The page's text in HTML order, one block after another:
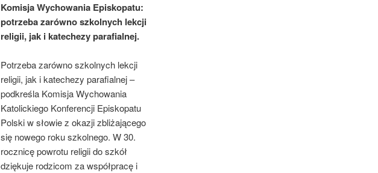
Komisja Wychowania Episkopatu:
potrzeba zarówno szkolnych lekcji
religii, jak i katechezy parafialnej.
Potrzeba zarówno szkolnych lekcji
religii, jak i katechezy parafialnej –
podkreśla Komisja Wychowania
Katolickiego Konferencji Episkopatu
Polski w słowie z okazji zbliżającego
się nowego roku szkolnego. W 30.
rocznicę powrotu religii do szkół
dziękuje rodzicom za współpracę i